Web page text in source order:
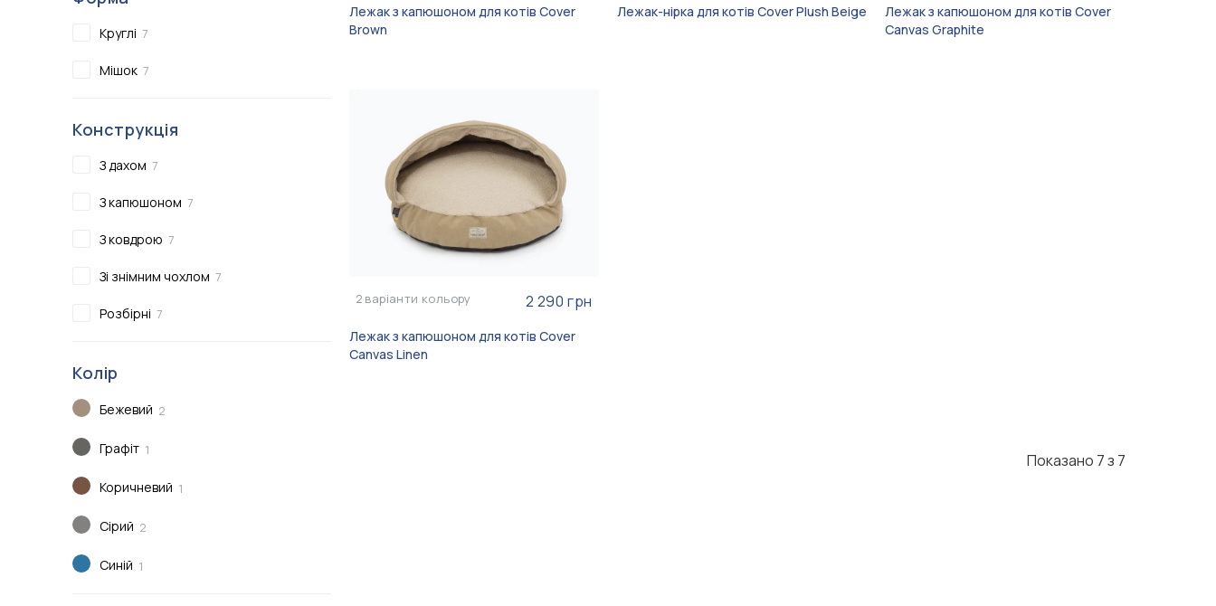
Круглі 7
Мішок 7
Конструкція
З дахом 7
З капюшоном 7
З ковдрою 7
Зі знімним чохлом 7
Розбірні 7
Колір
Бежевий 2
Графіт 1
Коричневий 1
Сірий 2
Синій 1
Лежак з капюшоном для котів Cover
Brown
Лежак-нірка для котів Cover Plush Beige
Лежак з капюшоном для котів Cover
Canvas Graphite
2 варіанти кольору 2 290 грн
Лежак з капюшоном для котів Cover
Canvas Linen
Показано 7 з 7